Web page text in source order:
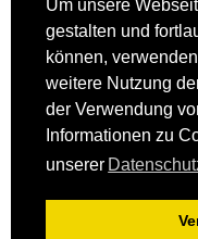
Um unsere
gestalten und
können,
weitere Nutzung
der Verwendung
Informationen zu
unserer